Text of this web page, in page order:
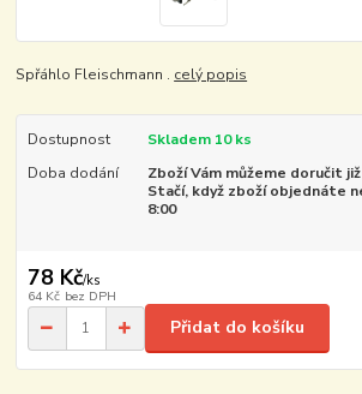
Spřáhlo Fleischmann . celý popis
Dostupnost
Skladem 10 ks
Doba dodání
Zboží Vám můžeme doručit již
Stačí, když zboží objednáte
8:00
78 Kč/ks
64 Kč bez DPH
Přidat do košíku